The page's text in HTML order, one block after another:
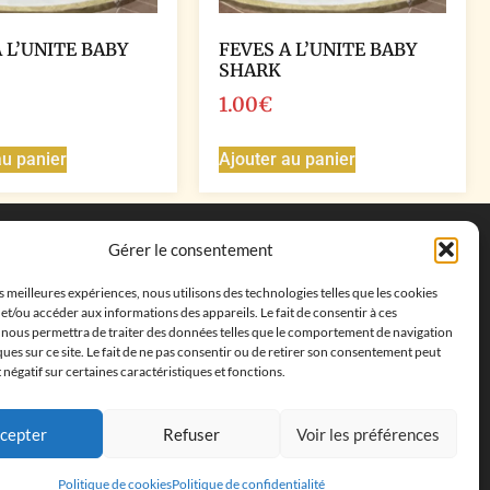
Gérer le consentement
meilleures expériences, nous utilisons des technologies telles que les cookies
ou accéder aux informations des appareils. Le fait de consentir à ces
permettra de traiter des données telles que le comportement de navigation
sur ce site. Le fait de ne pas consentir ou de retirer son consentement peut
sur certaines caractéristiques et fonctions.
Refuser Voir les préférences
Politique de cookiesPolitique de confidentialité
L’UNITE BABY
panier
FEVES A L’UNITE BABY
SHARK
1.00€
Ajouter au panier
Coordonnées
cléments, 13500 Martigues, France
Téléphone : ‭+33652313256‬
Email :feves.collecstore@gmail.com